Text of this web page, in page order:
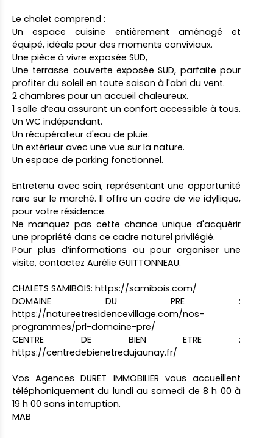
Le chalet comprend :
Un espace cuisine entièrement aménagé et
équipé, idéale pour des moments conviviaux.
Une pièce à vivre exposée SUD,
Une terrasse couverte exposée SUD, parfaite pour
profiter du soleil en toute saison à l'abri du vent.
2 chambres pour un accueil chaleureux.
1 salle d’eau assurant un confort accessible à tous.
Un WC indépendant.
Un récupérateur d'eau de pluie.
Un extérieur avec une vue sur la nature.
Un espace de parking fonctionnel.
Entretenu avec soin, représentant une opportunité
rare sur le marché. Il offre un cadre de vie idyllique,
pour votre résidence.
Ne manquez pas cette chance unique d'acquérir
une propriété dans ce cadre naturel privilégié.
Pour plus d’informations ou pour organiser une
visite, contactez Aurélie GUITTONNEAU.
CHALETS SAMIBOIS: https://samibois.com/
DOMAINE DU PRE :
https://natureetresidencevillage.com/nos-
programmes/prl-domaine-pre/
CENTRE DE BIEN ETRE :
https://centredebienetredujaunay.fr/
Vos Agences DURET IMMOBILIER vous accueillent
téléphoniquement du lundi au samedi de 8 h 00 à
19 h 00 sans interruption.
MAB